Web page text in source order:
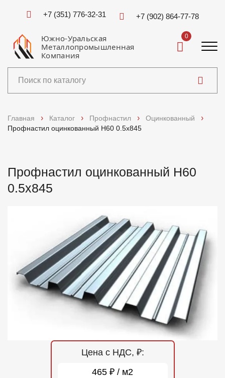
+7 (351) 776-32-31 +7 (902) 864-77-78
Южно-Уральская
Металлопромышленная
Компания
0
Доставка и оплата
Контакты
Главная Каталог Профнастил
Оцинкованный
Профнастил оцинкованный Н60 0.5x845
Профнастил оцинкованный Н60
0.5x845
Цена с НДС, ₽:
465 ₽ / м2